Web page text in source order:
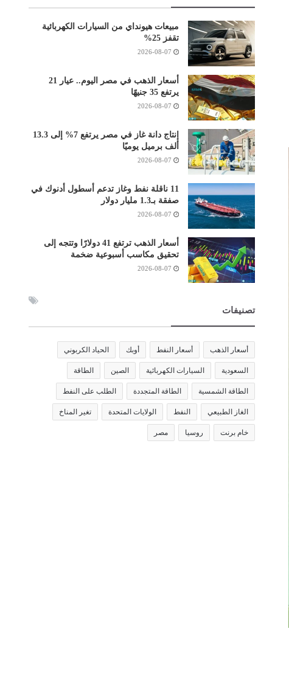
مبيعات هيونداي من السيارات الكهربائية
تقفز 25%
2026-08-07
أسعار الذهب في مصر اليوم.. عيار 21
يرتفع 35 جنيهًا
2026-08-07
إنتاج دانة غاز في مصر يرتفع 7% إلى 13.3
ألف برميل يوميًا
2026-08-07
11 ناقلة نفط وغاز تدعم أسطول أدنوك في
صفقة بـ1.3 مليار دولار
2026-08-07
أسعار الذهب ترتفع 41 دولارًا وتتجه إلى
تحقيق مكاسب أسبوعية ضخمة
2026-08-07
تصنيفات
أسعار الذهب أسعار النفط أوبك الحياد الكربوني
السعودية السيارات الكهربائية الصين الطاقة
الطاقة الشمسية الطاقة المتجددة الطلب على النفط
الغاز الطبيعي النفط الولايات المتحدة تغير المناخ
خام برنت روسيا مصر